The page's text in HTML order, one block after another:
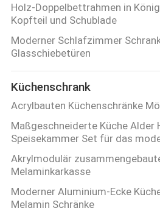
Holz-Doppelbettrahmen in
Kopfteil und Schublade
Moderner Schlafzimmer
Glasschiebetüren
Küchenschrank
Acrylbauten Küchenschränke
Maßgeschneiderte Küche Alder
Speisekammer Set für das
Akrylmodulär
Melaminkarkasse
Moderner Aluminium-Ecke
Melamin Schränke